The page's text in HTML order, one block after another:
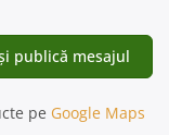
pe Google Maps